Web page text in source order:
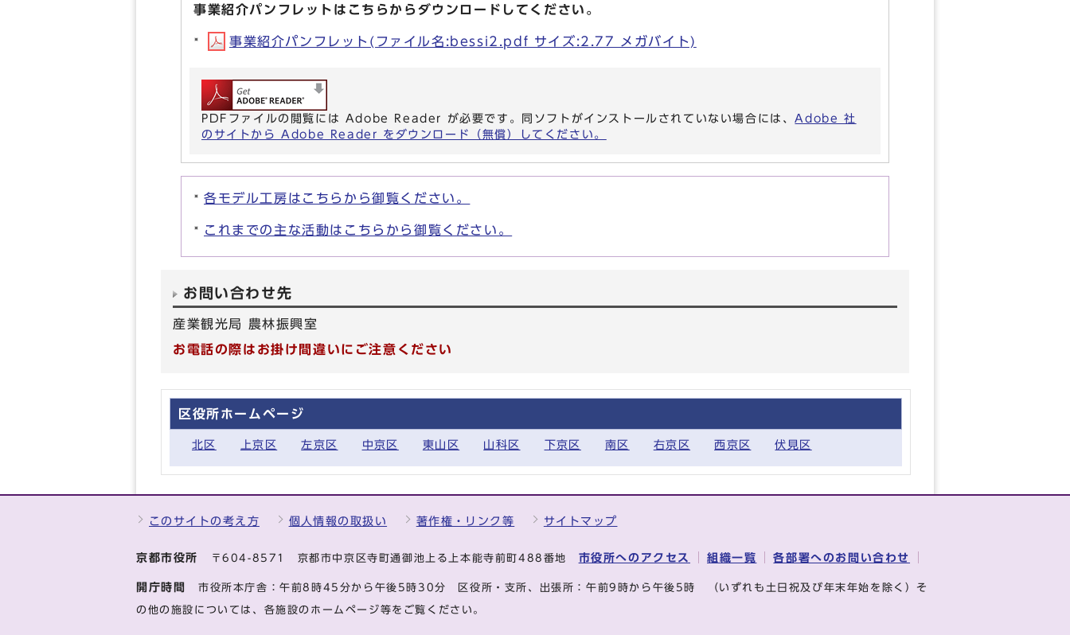
事業紹介パンフレットはこちらからダウンロードしてください。
事業紹介パンフレット(ファイル名:bessi2.pdf サイズ:2.77 メガバイト)
PDFファイルの閲覧には Adobe Reader が必要です。同ソフトがインストールされていない場合には、Adobe 社
のサイトから Adobe Reader をダウンロード（無償）してください。
各モデル工房はこちらから御覧ください。
これまでの主な活動はこちらから御覧ください。
お問い合わせ先
産業観光局 農林振興室
お電話の際はお掛け間違いにご注意ください
区役所ホームページ
北区 上京区 左京区 中京区 東山区 山科区 下京区 南区 右京区 西京区 伏見区
このサイトの考え方 個人情報の取扱い 著作権・リンク等 サイトマップ
京都市役所 〒604-8571 京都市中京区寺町通御池上る上本能寺前町488番地 市役所へのアクセス 組織一覧 各部署へのお問い合わせ
開庁時間 市役所本庁舎：午前8時45分から午後5時30分 区役所・支所、出張所：午前9時から午後5時 （いずれも土日祝及び年末年始を除く）そ
の他の施設については、各施設のホームページ等をご覧ください。